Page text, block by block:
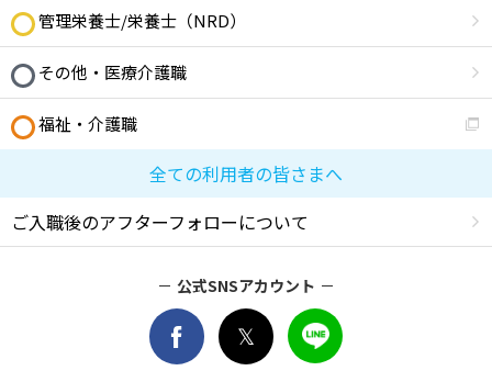
管理栄養士/栄養士（NRD）
その他・医療介護職
福祉・介護職
全ての利用者の皆さまへ
ご入職後のアフターフォローについて
公式SNSアカウント